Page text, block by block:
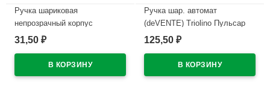
Ручка шариковая
непрозрачный корпус
(deVENTE) Простые линии
синий корпус арт.5073626
31,50 ₽
Ручка шар. автомат
(deVENTE) Triolino Пульсар
(Pulsar) н/
арт.5070610 (Ст12)
125,50 ₽